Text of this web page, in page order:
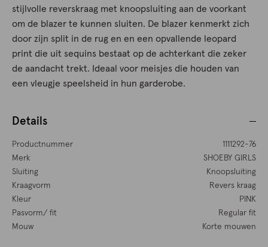
stijlvolle reverskraag met knoopsluiting aan de voorkant
om de blazer te kunnen sluiten. De blazer kenmerkt zich
door zijn split in de rug en en een opvallende leopard
print die uit sequins bestaat op de achterkant die zeker
de aandacht trekt. Ideaal voor meisjes die houden van
een vleugje speelsheid in hun garderobe.
Details
Productnummer
1111292-76
Merk
SHOEBY GIRLS
Sluiting
Knoopsluiting
Kraagvorm
Revers kraag
Kleur
PINK
Pasvorm/ fit
Regular fit
Mouw
Korte mouwen